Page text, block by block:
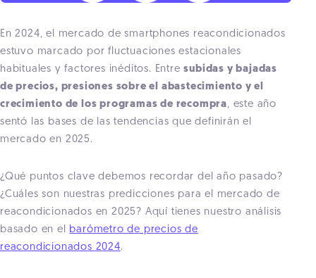
En 2024, el mercado de smartphones reacondicionados
estuvo marcado por fluctuaciones estacionales
habituales y factores inéditos. Entresubidas y bajadas
de precios, presiones sobre el abastecimiento y el
crecimiento de los programas de recompra, este año
sentó las bases de las tendencias que definirán el
mercado en 2025.
¿Qué puntos clave debemos recordar del año pasado?
¿Cuáles son nuestras predicciones para el mercado de
reacondicionados en 2025? Aquí tienes nuestro análisis
basado en el barómetro de precios de
reacondicionados 2024.